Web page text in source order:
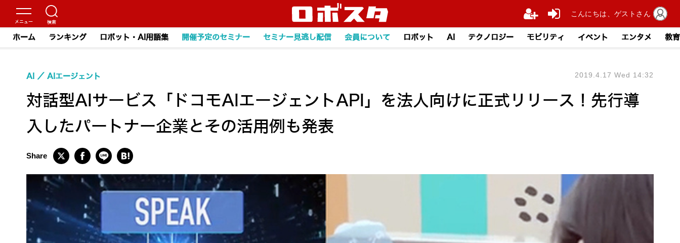
ホーム ランキング ロボット・AI用語集 開催予定のセミナー セミナー見逃し配信 会員について ロボット AI テクノロジー モビリティ イベント エンタメ 教育
対話型AIサービス「ドコモAIエージェントAPI」を法人向けに正式リリース！先行導
入したパートナー企業とその活用例も発表
AI AIエージェント 2019.4.17 Wed 14:32
こんにちは、ゲストさん